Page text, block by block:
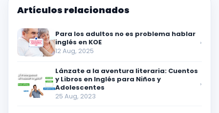
Artículos relacionados
Para los adultos no es problema hablar
inglés en KOE
12 Aug, 2025
›
Lánzate a la aventura literaria: Cuentos
y Libros en Inglés para Niños y
Adolescentes
25 Aug, 2023
›